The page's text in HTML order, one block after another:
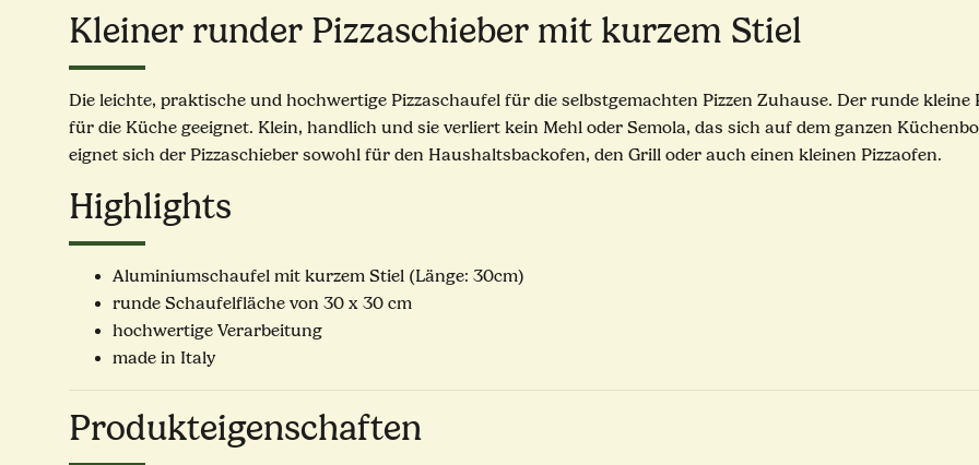
Kleiner runder Pizzaschieber mit kurzem Stiel
Die leichte, praktische und hochwertige Pizzaschaufel für die selbstgemachten Pizzen Zuhause. Der runde kleine
für die Küche geeignet. Klein, handlich und sie verliert kein Mehl oder Semola, das sich auf dem ganzen
eignet sich der Pizzaschieber sowohl für den Haushaltsbackofen, den Grill oder auch einen kleinen Pizzaofen.
Highlights
Aluminiumschaufel mit kurzem Stiel (Länge: 30cm)
runde Schaufelfläche von 30 x 30 cm
hochwertige Verarbeitung
made in Italy
Produkteigenschaften